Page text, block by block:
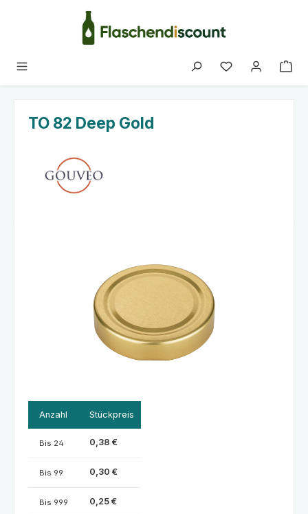
Zum Hauptinhalt springen
Du hast 0
TO 82 Deep Gold
Anzahl Stückpreis
Bis 24 0,38 €
Bis 99 0,30 €
Bis 999 0,25 €